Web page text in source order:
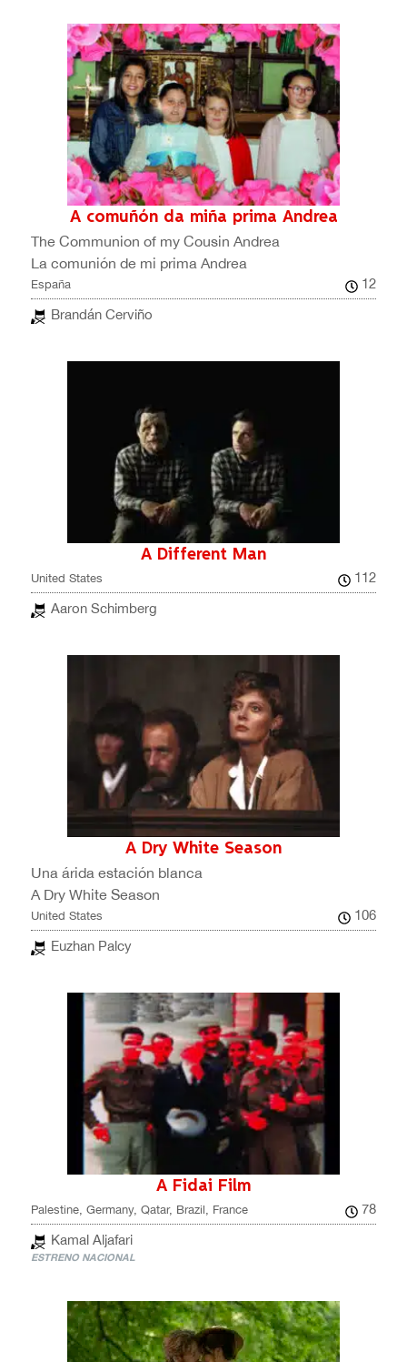
A comuñón da miña prima Andrea
The Communion of my Cousin Andrea
La comunión de mi prima Andrea
España
12
Brandán Cerviño
A Different Man
United States
112
Aaron Schimberg
A Dry White Season
Una árida estación blanca
A Dry White Season
United States
106
Euzhan Palcy
A Fidai Film
Palestine, Germany, Qatar, Brazil, France
78
Kamal Aljafari
ESTRENO NACIONAL